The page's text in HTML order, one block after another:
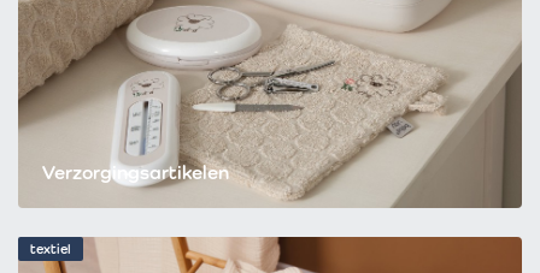
Verzorgingsartikelen
textiel